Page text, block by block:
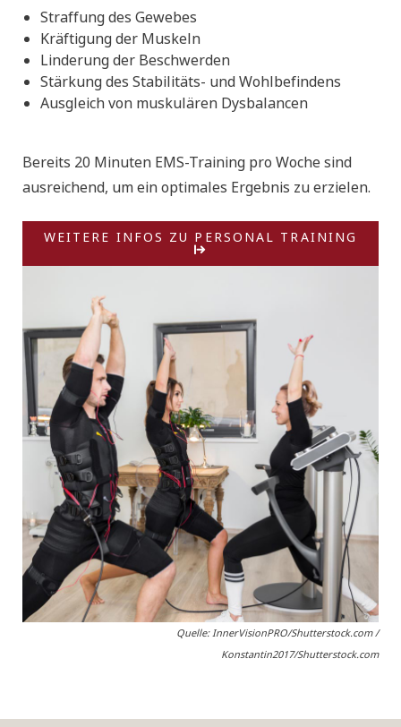
Straffung des Gewebes
Kräftigung der Muskeln
Linderung der Beschwerden
Stärkung des Stabilitäts- und Wohlbefindens
Ausgleich von muskulären Dysbalancen
Bereits 20 Minuten EMS-Training pro Woche sind
ausreichend, um ein optimales Ergebnis zu erzielen.
WEITERE INFOS ZU PERSONAL TRAINING
Quelle: InnerVisionPRO/Shutterstock.com /
Konstantin2017/Shutterstock.com